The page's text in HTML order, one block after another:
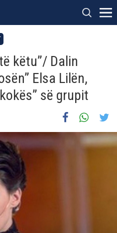
këtu”/ Dalin
Elsa Lilën,
së grupit